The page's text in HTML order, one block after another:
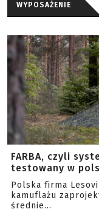
WYPOSAŻENIE
FARBA, czyli
testowany w
Polska firma
kamuflażu
średnie...